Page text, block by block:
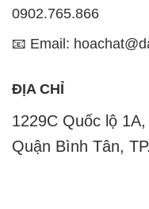
0902.765.866
📧 Email:
ĐỊA CHỈ
1229C Quốc lộ
Quận Bình Tân,